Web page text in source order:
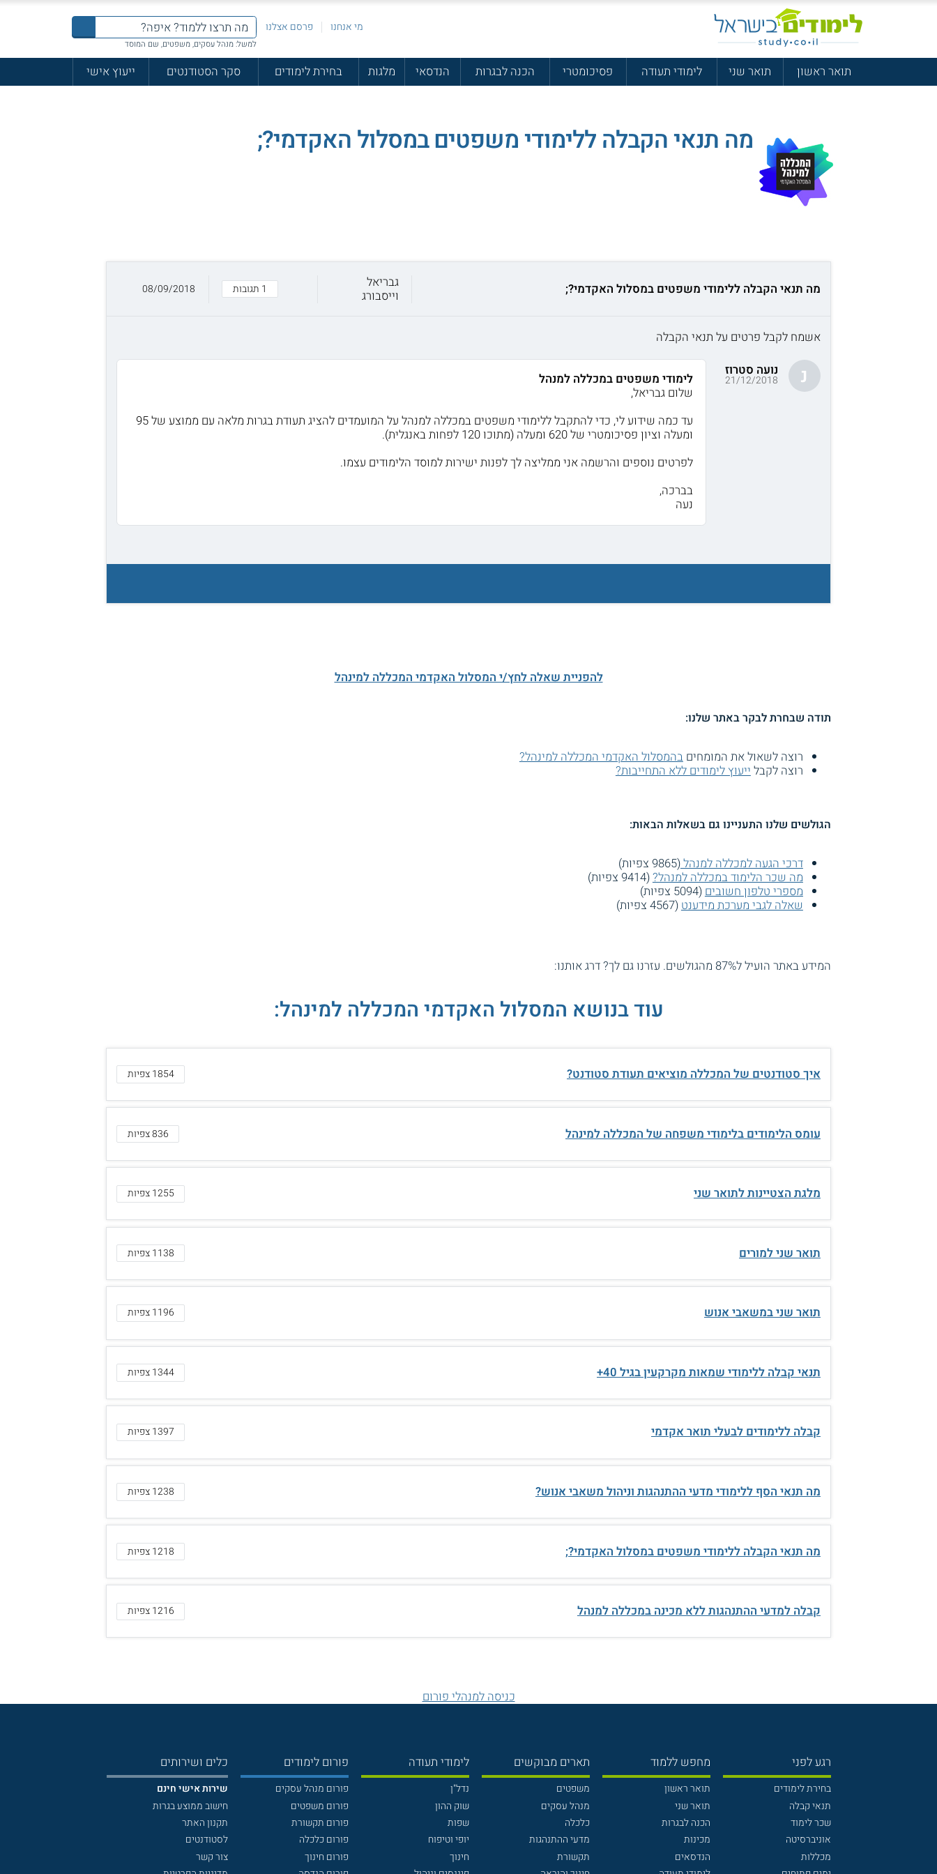
מי אנחנו פרסם אצלנו
למשל: מנהל עסקים, משפטים, שם המוסד
תואר ראשון תואר שני לימודי תעודה פסיכומטרי הכנה לבגרות הנדסאי מלגות בחירת לימודים סקר הסטודנטים ייעוץ אישי
מה תנאי הקבלה ללימודי משפטים במסלול האקדמי?;
מה תנאי הקבלה ללימודי משפטים במסלול האקדמי?;
גבריאל
וייסבורג
1 תגובות 08/09/2018
אשמח לקבל פרטים על תנאי הקבלה
נ נועה סטרוז
21/12/2018
לימודי משפטים במכללה למנהל
שלום גבריאל,
עד כמה שידוע לי, כדי להתקבל ללימודי משפטים במכללה למנהל על המועמדים להציג תעודת בגרות מלאה עם ממוצע של 95
ומעלה וציון פסיכומטרי של 620 ומעלה (מתוכו 120 לפחות באנגלית).
לפרטים נוספים והרשמה אני ממליצה לך לפנות ישירות למוסד הלימודים עצמו.
בברכה,
נעה
להפניית שאלה לחץ/י המסלול האקדמי המכללה למינהל
תודה שבחרת לבקר באתר שלנו:
רוצה לשאול את המומחיםבהמסלול האקדמי המכללה למינהל?
רוצה לקבלייעוץ לימודים ללא התחייבות?
הגולשים שלנו התעניינו גם בשאלות הבאות:
דרכי הגעה למכללה למנהל(9865 צפיות)
מה שכר הלימוד במכללה למנהל?(9414 צפיות)
מספרי טלפון חשובים(5094 צפיות)
שאלה לגבי מערכת מידענט(4567 צפיות)
המידע באתר הועיל ל87% מהגולשים. עזרנו גם לך? דרג אותנו:
עוד בנושא המסלול האקדמי המכללה למינהל:
איך סטודנטים של המכללה מוציאים תעודת סטודנט? 1854 צפיות
עומס הלימודים בלימודי משפחה של המכללה למינהל 836 צפיות
מלגת הצטיינות לתואר שני 1255 צפיות
תואר שני למורים 1138 צפיות
תואר שני במשאבי אנוש 1196 צפיות
תנאי קבלה ללימודי שמאות מקרקעין בגיל 40+ 1344 צפיות
קבלה ללימודים לבעלי תואר אקדמי 1397 צפיות
מה תנאי הסף ללימודי מדעי ההתנהגות וניהול משאבי אנוש? 1238 צפיות
מה תנאי הקבלה ללימודי משפטים במסלול האקדמי?; 1218 צפיות
קבלה למדעי ההתנהגות ללא מכינה במכללה למנהל 1216 צפיות
כניסה למנהלי פורום
רגע לפני
בחירת לימודים
תנאי קבלה
שכר לימוד
אוניברסיטה
מכללות
מחפש ללמוד
תואר ראשון
תואר שני
הכנה לבגרות
מכינות
הנדסאים
תארים מבוקשים
משפטים
מנהל עסקים
כלכלה
מדעי ההתנהגות
תקשורת
לימודי תעודה
נדל"ן
שוק ההון
שפות
יופי וטיפוח
חינוך
פורום לימודים
פורום מנהל עסקים
פורום משפטים
פורום תקשורת
פורום כלכלה
פורום חינוך
כלים ושירותים
שירות אישי חינם
חישוב ממוצע בגרות
תקנון האתר
לסטודנטים
צור קשר